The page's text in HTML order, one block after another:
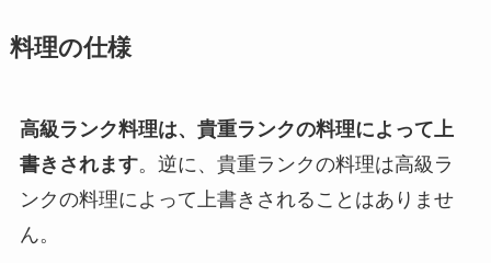
料理の仕様
高級ランク料理は、貴重ランクの料理によって上
書きされます。逆に、貴重ランクの料理は高級ラ
ンクの料理によって上書きされることはありませ
ん。